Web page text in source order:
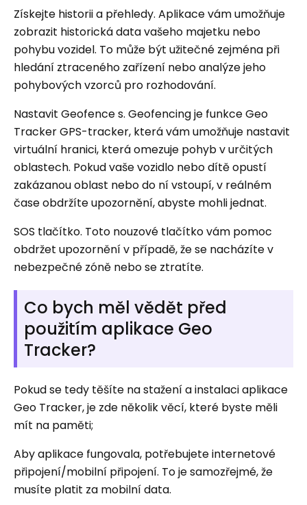
Získejte historii a přehledy. Aplikace vám umožňuje
zobrazit historická data vašeho majetku nebo
pohybu vozidel. To může být užitečné zejména při
hledání ztraceného zařízení nebo analýze jeho
pohybových vzorců pro rozhodování.
Nastavit Geofence s. Geofencing je funkce Geo
Tracker GPS-tracker, která vám umožňuje nastavit
virtuální hranici, která omezuje pohyb v určitých
oblastech. Pokud vaše vozidlo nebo dítě opustí
zakázanou oblast nebo do ní vstoupí, v reálném
čase obdržíte upozornění, abyste mohli jednat.
SOS tlačítko. Toto nouzové tlačítko vám pomoc
obdržet upozornění v případě, že se nacházíte v
nebezpečné zóně nebo se ztratíte.
Co bych měl vědět před
použitím aplikace Geo
Tracker?
Pokud se tedy těšíte na stažení a instalaci aplikace
Geo Tracker, je zde několik věcí, které byste měli
mít na paměti;
Aby aplikace fungovala, potřebujete internetové
připojení/mobilní připojení. To je samozřejmé, že
musíte platit za mobilní data.